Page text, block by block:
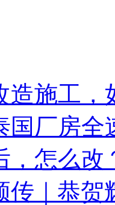
造施工，
国厂房全
，怎么改
传｜恭贺